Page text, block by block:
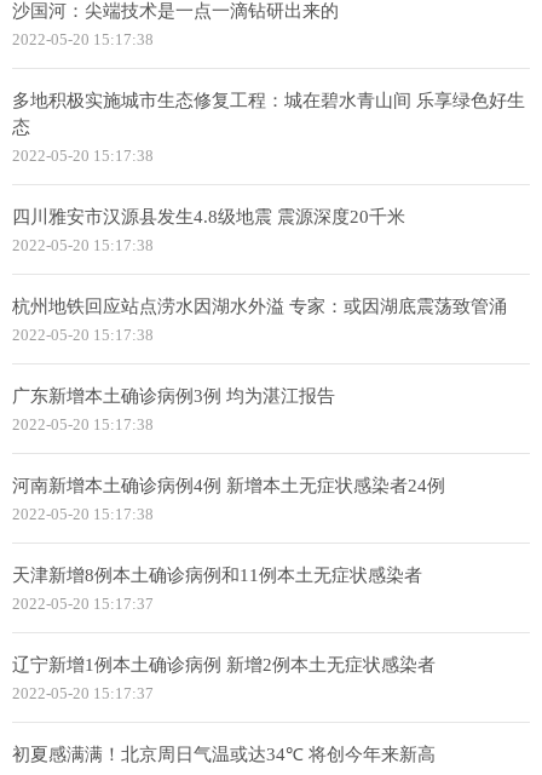
沙国河：尖端技术是一点一滴钻研出来的
2022-05-20 15:17:38
多地积极实施城市生态修复工程：城在碧水青山间 乐享绿色好生
态
2022-05-20 15:17:38
四川雅安市汉源县发生4.8级地震 震源深度20千米
2022-05-20 15:17:38
杭州地铁回应站点涝水因湖水外溢 专家：或因湖底震荡致管涌
2022-05-20 15:17:38
广东新增本土确诊病例3例 均为湛江报告
2022-05-20 15:17:38
河南新增本土确诊病例4例 新增本土无症状感染者24例
2022-05-20 15:17:38
天津新增8例本土确诊病例和11例本土无症状感染者
2022-05-20 15:17:37
辽宁新增1例本土确诊病例 新增2例本土无症状感染者
2022-05-20 15:17:37
初夏感满满！北京周日气温或达34℃ 将创今年来新高